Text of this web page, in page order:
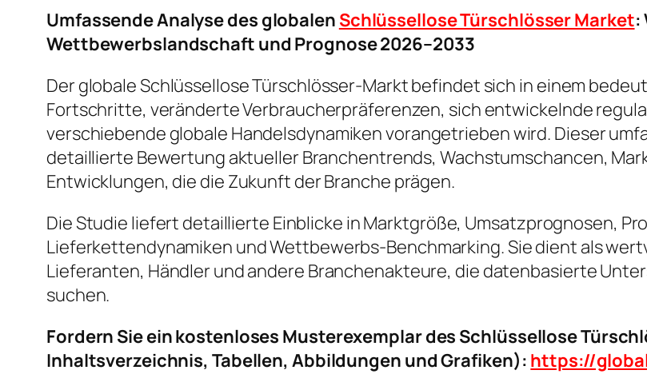
Umfassende Analyse des globalen Schlüssellose Türschlösser Market:
Wettbewerbslandschaft und Prognose 2026–2033
Der globale Schlüssellose Türschlösser-Markt befindet sich in einem
Fortschritte, veränderte Verbraucherpräferenzen, sich entwickelnde
verschiebende globale Handelsdynamiken vorangetrieben wird. Dieser
detaillierte Bewertung aktueller Branchentrends, Wachstumschancen,
Entwicklungen, die die Zukunft der Branche prägen.
Die Studie liefert detaillierte Einblicke in Marktgröße, Umsatzprognosen,
Lieferkettendynamiken und Wettbewerbs-Benchmarking. Sie dient als
Lieferanten, Händler und andere Branchenakteure, die datenbasierte
suchen.
Fordern Sie ein kostenloses Musterexemplar des Schlüssellose
Inhaltsverzeichnis, Tabellen, Abbildungen und Grafiken): https://